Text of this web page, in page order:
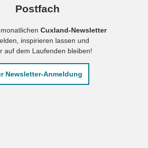
Postfach
Cuxland-Newsletter
inspirieren lassen und
auf dem Laufenden bleiben!
Newsletter-Anmeldung